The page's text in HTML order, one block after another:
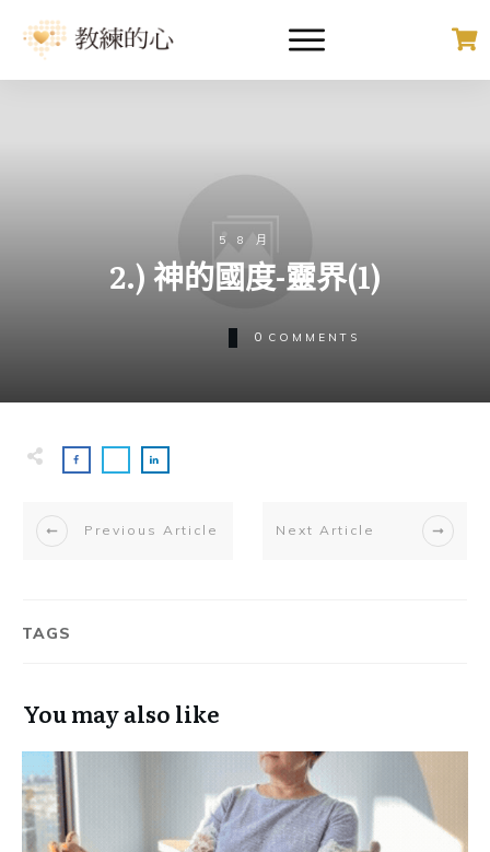
5 8 月
2.) 神的國度-靈界(1)
0 COMMENTS
Previous Article Next Article
TAGS
You may also like